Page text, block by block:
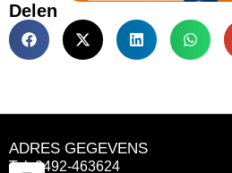
Delen
ADRES GEGEVENS
Tel: 0492-463624